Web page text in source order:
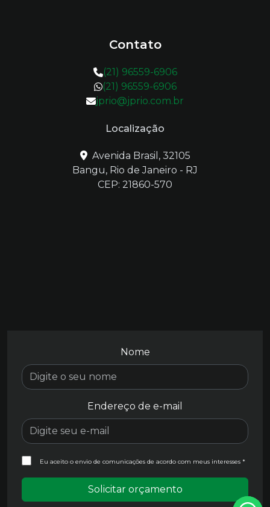
Contato
(21) 96559-6906
(21) 96559-6906
jprio@jprio.com.br
Localização
Avenida Brasil, 32105
Bangu, Rio de Janeiro - RJ
CEP: 21860-570
Nome
Endereço de e-mail
Eu aceito o envio de comunicações de acordo com meus interesses *
Solicitar orçamento